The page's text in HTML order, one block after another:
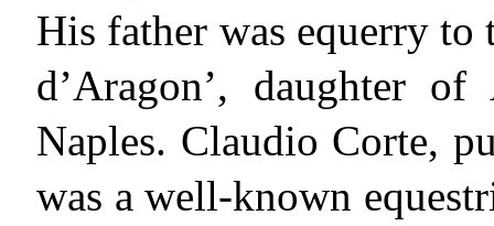
His father was equerry to
d’Aragon’, daughter
Naples. Claudio Corte,
was a well-known